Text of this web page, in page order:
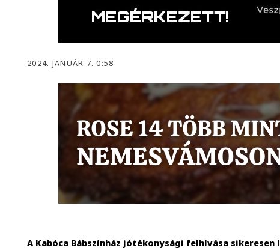
2024. JANUÁR 7. 0:58
A Kabóca Bábszínház jótékonysági felhívása